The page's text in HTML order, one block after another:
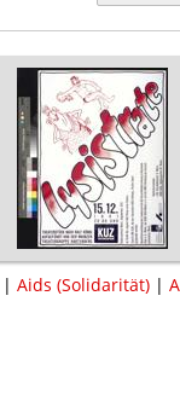
| Aids (Solidarität) |